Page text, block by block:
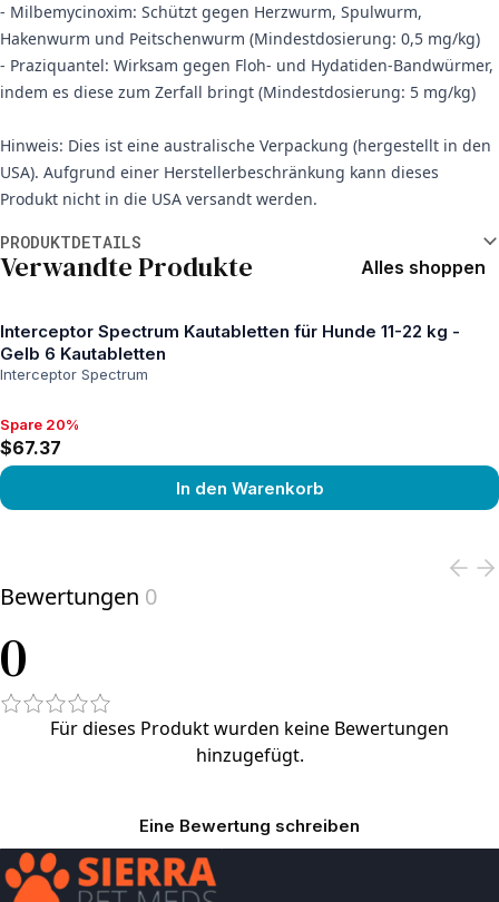
- Milbemycinoxim: Schützt gegen Herzwurm, Spulwurm,
Hakenwurm und Peitschenwurm (Mindestdosierung: 0,5 mg/kg)
- Praziquantel: Wirksam gegen Floh- und Hydatiden-Bandwürmer,
indem es diese zum Zerfall bringt (Mindestdosierung: 5 mg/kg)
Hinweis: Dies ist eine australische Verpackung (hergestellt in den
USA). Aufgrund einer Herstellerbeschränkung kann dieses
Produkt nicht in die USA versandt werden.
PRODUKTDETAILS
Verwandte Produkte Alles shoppen
Interceptor Spectrum Kautabletten für Hunde 11-22 kg -
Gelb 6 Kautabletten
Interceptor Spectrum
Spare 20%, $67.37
Spare 20%
$67.37
In den Warenkorb
Bewertungen 0
0
Für dieses Produkt wurden keine Bewertungen
hinzugefügt.
Eine Bewertung schreiben